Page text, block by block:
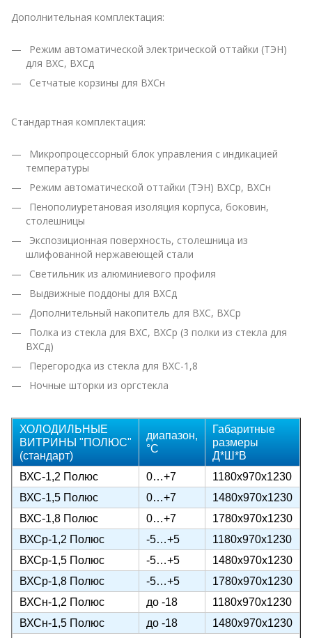
Дополнительная комплектация:
Режим автоматической электрической оттайки (ТЭН)
для ВХС, ВХСд
Сетчатые корзины для ВХСн
Стандартная комплектация:
Микропроцессорный блок управления с индикацией
температуры
Режим автоматической оттайки (ТЭН) ВХСр, ВХСн
Пенополиуретановая изоляция корпуса, боковин,
столешницы
Экспозиционная поверхность, столешница из
шлифованной нержавеющей стали
Светильник из алюминиевого профиля
Выдвижные поддоны для ВХСд
Дополнительный накопитель для ВХС, ВХСр
Полка из стекла для ВХС, ВХСр (3 полки из стекла для
ВХСд)
Перегородка из стекла для ВХС-1,8
Ночные шторки из оргстекла
ХОЛОДИЛЬНЫЕ
ВИТРИНЫ "ПОЛЮС"
(стандарт)
диапазон,
°C
Габаритные
размеры
Д*Ш*В
ВХС-1,2 Полюс
0…+7
1180х970х1230
ВХС-1,5 Полюс
0…+7
1480х970х1230
ВХС-1,8 Полюс
0…+7
1780х970х1230
ВХСр-1,2 Полюс
-5…+5
1180х970х1230
ВХСр-1,5 Полюс
-5…+5
1480х970х1230
ВХСр-1,8 Полюс
-5…+5
1780х970х1230
ВХСн-1,2 Полюс
до -18
1180х970х1230
ВХСн-1,5 Полюс
до -18
1480х970х1230